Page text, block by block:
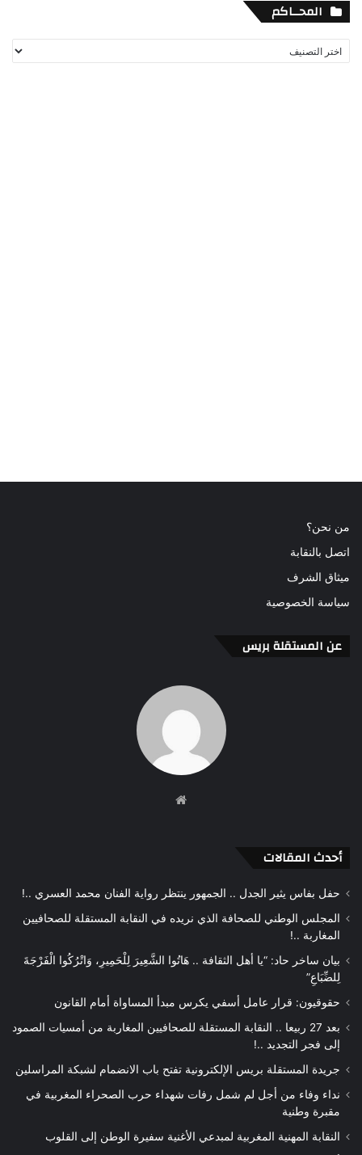
المحــاكم
المحــاكم
من نحن؟
اتصل بالنقابة
ميثاق الشرف
سياسة الخصوصية
عن المستقلة بريس
أحدث المقالات
حفل بفاس يثير الجدل .. الجمهور ينتظر رواية الفنان محمد العسري ..!
المجلس الوطني للصحافة الذي نريده في النقابة المستقلة للصحافيين
المغاربة ..!
بيان ساخر حاد: “يا أهل الثقافة .. هَاتُوا الشَّعِيرَ لِلْحَمِيرِ، وَاتْرُكُوا الْفَرْجَةَ
لِلضِّبَاعِ”
حقوقيون: قرار عامل أسفي يكرس مبدأ المساواة أمام القانون
بعد 27 ربيعا .. النقابة المستقلة للصحافيين المغاربة من أمسيات الصمود
إلى فجر التجديد ..!
جريدة المستقلة بريس الإلكترونية تفتح باب الانضمام لشبكة المراسلين
نداء وفاء من أجل لم شمل رفات شهداء حرب الصحراء المغربية في
مقبرة وطنية
النقابة المهنية المغربية لمبدعي الأغنية سفيرة الوطن إلى القلوب